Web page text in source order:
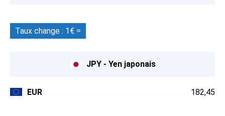
Taux change : 1€ =
JPY - Yen japonais
EUR 182,45